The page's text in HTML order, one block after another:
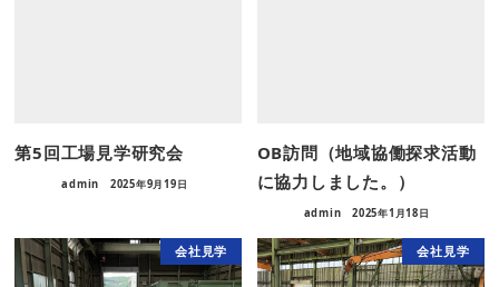
第5回工場見学研究会
admin 2025年9月19日
OB訪問（地域協働探求活動
に協力しました。）
admin 2025年1月18日
会社見学 会社見学